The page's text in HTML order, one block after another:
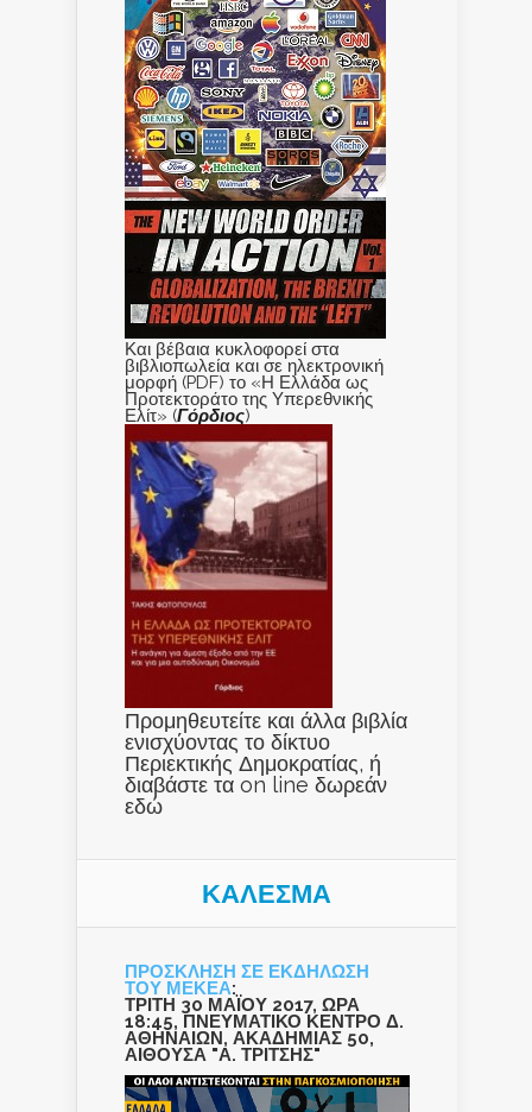
Και βέβαια κυκλοφορεί στα
βιβλιοπωλεία και σε ηλεκτρονική
μορφή (PDF) το «Η Ελλάδα ως
Προτεκτοράτο της Υπερεθνικής
Ελίτ» (Γόρδιος)
Προμηθευτείτε και άλλα βιβλία
ενισχύοντας το δίκτυο
Περιεκτικής Δημοκρατίας, ή
διαβάστε τα on line δωρεάν
εδώ
ΚΑΛΕΣΜΑ
ΠΡΟΣΚΛΗΣΗ ΣΕ ΕΚΔΗΛΩΣΗ
ΤΟΥ ΜΕΚΕΑ:
ΤΡΙΤΗ 30 ΜΑΪΟΥ 2017, ΩΡΑ
18:45, ΠΝΕΥΜΑΤΙΚΟ ΚΕΝΤΡΟ Δ.
ΑΘΗΝΑΙΩΝ, ΑΚΑΔΗΜΙΑΣ 50,
ΑΙΘΟΥΣΑ "Α. ΤΡΙΤΣΗΣ"